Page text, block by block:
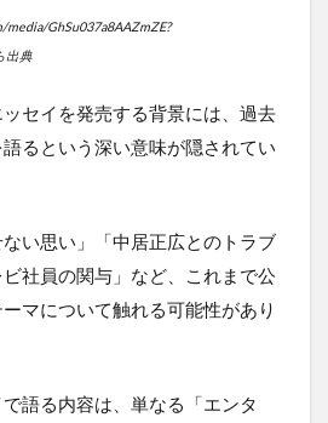
GhSu037a8AAZmZE?
出典
セイを発売する背景には、過去
るという深い意味が隠されてい
い思い」「中居正広とのトラブ
社員の関与」など、これまで公
マについて触れる可能性があり
語る内容は、単なる「エンタ